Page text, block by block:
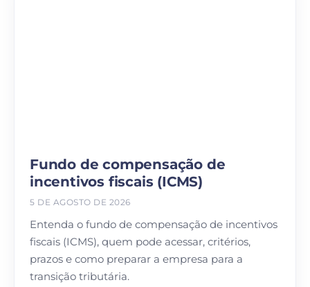
Fundo de compensação de
incentivos fiscais (ICMS)
5 DE AGOSTO DE 2026
Entenda o fundo de compensação de incentivos
fiscais (ICMS), quem pode acessar, critérios,
prazos e como preparar a empresa para a
transição tributária.